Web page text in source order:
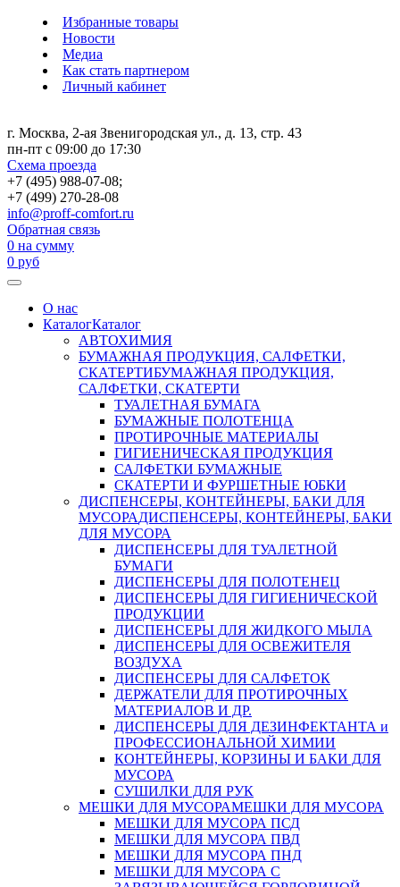
Избранные товары
Новости
Медиа
Как стать партнером
Личный кабинет
г. Москва, 2-ая Звенигородская ул., д. 13, стр. 43
пн-пт с 09:00 до 17:30
Схема проезда
+7 (495) 988-07-08;
+7 (499) 270-28-08
info@proff-comfort.ru
Обратная связь
0 на сумму
0 руб
О нас
КаталогКаталог
АВТОХИМИЯ
БУМАЖНАЯ ПРОДУКЦИЯ, САЛФЕТКИ,
СКАТЕРТИБУМАЖНАЯ ПРОДУКЦИЯ,
САЛФЕТКИ, СКАТЕРТИ
ТУАЛЕТНАЯ БУМАГА
БУМАЖНЫЕ ПОЛОТЕНЦА
ПРОТИРОЧНЫЕ МАТЕРИАЛЫ
ГИГИЕНИЧЕСКАЯ ПРОДУКЦИЯ
САЛФЕТКИ БУМАЖНЫЕ
СКАТЕРТИ И ФУРШЕТНЫЕ ЮБКИ
ДИСПЕНСЕРЫ, КОНТЕЙНЕРЫ, БАКИ ДЛЯ
МУСОРАДИСПЕНСЕРЫ, КОНТЕЙНЕРЫ, БАКИ
ДЛЯ МУСОРА
ДИСПЕНСЕРЫ ДЛЯ ТУАЛЕТНОЙ
БУМАГИ
ДИСПЕНСЕРЫ ДЛЯ ПОЛОТЕНЕЦ
ДИСПЕНСЕРЫ ДЛЯ ГИГИЕНИЧЕСКОЙ
ПРОДУКЦИИ
ДИСПЕНСЕРЫ ДЛЯ ЖИДКОГО МЫЛА
ДИСПЕНСЕРЫ ДЛЯ ОСВЕЖИТЕЛЯ
ВОЗДУХА
ДИСПЕНСЕРЫ ДЛЯ САЛФЕТОК
ДЕРЖАТЕЛИ ДЛЯ ПРОТИРОЧНЫХ
МАТЕРИАЛОВ И ДР.
ДИСПЕНСЕРЫ ДЛЯ ДЕЗИНФЕКТАНТА и
ПРОФЕССИОНАЛЬНОЙ ХИМИИ
КОНТЕЙНЕРЫ, КОРЗИНЫ И БАКИ ДЛЯ
МУСОРА
СУШИЛКИ ДЛЯ РУК
МЕШКИ ДЛЯ МУСОРАМЕШКИ ДЛЯ МУСОРА
МЕШКИ ДЛЯ МУСОРА ПСД
МЕШКИ ДЛЯ МУСОРА ПВД
МЕШКИ ДЛЯ МУСОРА ПНД
МЕШКИ ДЛЯ МУСОРА С